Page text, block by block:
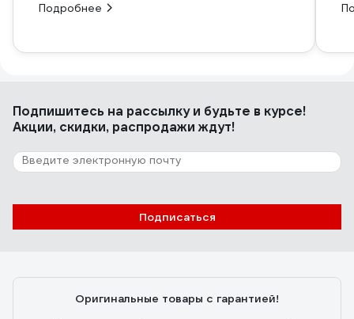
Подробнее
Подпишитесь на рассылкуи будьте в курсе!
Акции, скидки, распродажи ждут!
Подписаться
Оригинальные товары с гарантией!